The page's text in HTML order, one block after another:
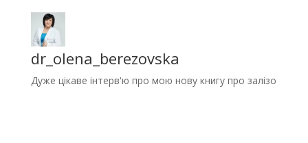
dr_olena_berezovska
Дуже цікаве інтерв'ю про мою нову книгу про залізо